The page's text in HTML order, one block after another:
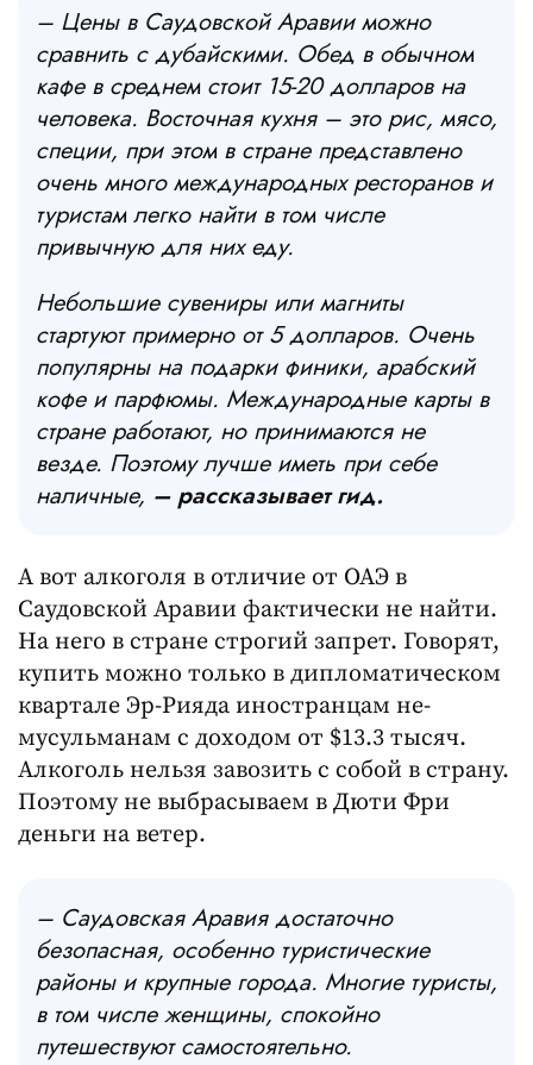
– Цены в Саудовской Аравии можно
сравнить с дубайскими. Обед в обычном
кафе в среднем стоит 15-20 долларов на
человека. Восточная кухня – это рис, мясо,
специи, при этом в стране представлено
очень много международных ресторанов и
туристам легко найти в том числе
привычную для них еду.
Небольшие сувениры или магниты
стартуют примерно от 5 долларов. Очень
популярны на подарки финики, арабский
кофе и парфюмы. Международные карты в
стране работают, но принимаются не
везде. Поэтому лучше иметь при себе
наличные, – рассказывает гид.
А вот алкоголя в отличие от ОАЭ в
Саудовской Аравии фактически не найти.
На него в стране строгий запрет. Говорят,
купить можно только в дипломатическом
квартале Эр-Рияда иностранцам не-
мусульманам с доходом от $13.3 тысяч.
Алкоголь нельзя завозить с собой в страну.
Поэтому не выбрасываем в Дюти Фри
деньги на ветер.
– Саудовская Аравия достаточно
безопасная, особенно туристические
районы и крупные города. Многие туристы,
в том числе женщины, спокойно
путешествуют самостоятельно.